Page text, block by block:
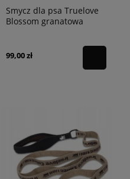
Smycz dla psa Truelove
Blossom granatowa
99,00 zł